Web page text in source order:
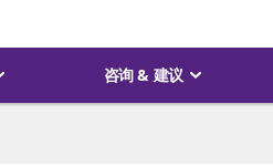
咨询 & 建议